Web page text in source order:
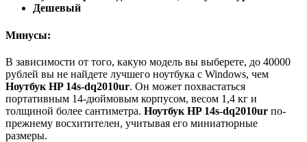
Дешевый
Минусы:
В зависимости от того, какую модель вы выберете, до 40000
рублей вы не найдете лучшего ноутбука с Windows, чем
Ноутбук HP 14s-dq2010ur. Он может похвастаться
портативным 14-дюймовым корпусом, весом 1,4 кг и
толщиной более сантиметра. Ноутбук HP 14s-dq2010ur по-
прежнему восхитителен, учитывая его миниатюрные
размеры.